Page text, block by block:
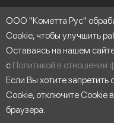
ООО "Кометта Рус"
Cookie, чтобы улучшить
Оставаясь на нашем
с Политикой в отношении
Если Вы хотите запретить
Cookie, отключите Cookie
браузера.